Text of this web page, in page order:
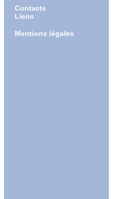
Contacts
Liens
Mentions légales